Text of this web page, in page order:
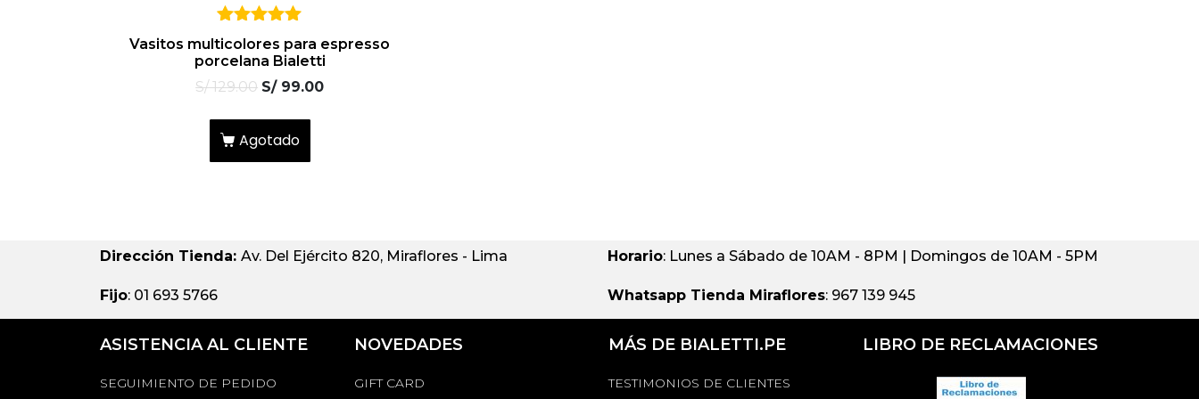
sobre 5
Vasitos multicolores para espresso
porcelana Bialetti
S/129.00 S/99.00
Agotado
Dirección Tienda: Av. Del Ejército 820, Miraflores - Lima Horario: Lunes a Sábado de 10AM - 8PM | Domingos de 10AM - 5PM
Fijo: 01 693 5766 Whatsapp Tienda Miraflores: 967 139 945
ASISTENCIA AL CLIENTE
SEGUIMIENTO DE PEDIDO
NOVEDADES
GIFT CARD
MÁS DE BIALETTI.PE
TESTIMONIOS DE CLIENTES
LIBRO DE RECLAMACIONES